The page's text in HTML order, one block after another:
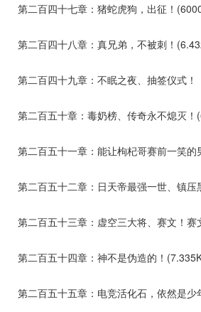
第二百四十七章：猪蛇虎狗，出征！
第二百四十八章：真兄弟，不被刺！
第二百四十九章：不眠之夜、抽签仪式！
第二百五十章：毒奶榜、传奇永不熄灭！
第二百五十二章：日天帝最强一世、镇
第二百五十三章：虚空三大将、赛文！
第二百五十四章：神不是伪造的！
第二百五十五章：电竞活化石，依然是少